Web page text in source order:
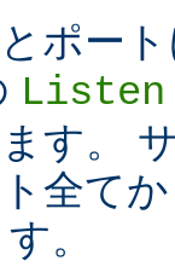
ポー
Listen
す。
全て
。